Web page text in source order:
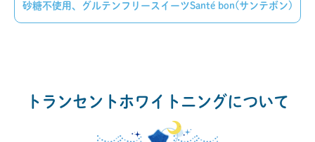
砂糖不使用、グルテンフリースイーツSanté bon(サンテボン)
トランセントホワイトニングについて